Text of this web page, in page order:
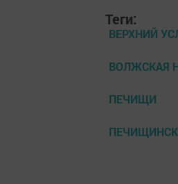
Теги:
ВЕРХНИЙ
ВОЛЖСКАЯ
ПЕЧИЩИ